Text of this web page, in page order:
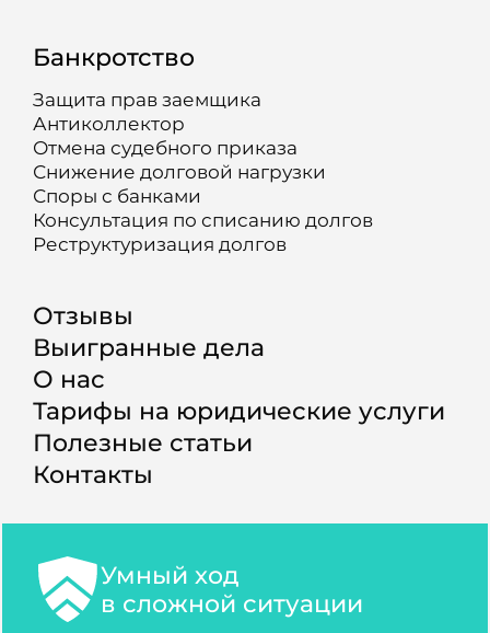
Банкротство
Защита прав заемщика
Антиколлектор
Отмена судебного приказа
Снижение долговой нагрузки
Споры с банками
Консультация по списанию долгов
Реструктуризация долгов
Отзывы
Выигранные дела
О нас
Тарифы на юридические услуги
Полезные статьи
Контакты
Умный ход
в сложной ситуации